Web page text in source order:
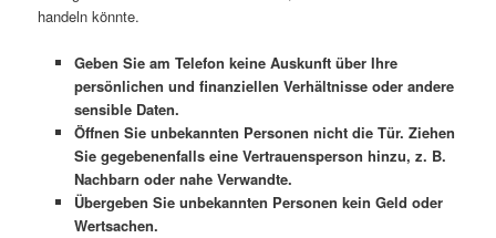
handeln könnte.
Geben Sie am Telefon keine Auskunft über Ihre
persönlichen und finanziellen Verhältnisse oder andere
sensible Daten.
Öffnen Sie unbekannten Personen nicht die Tür. Ziehen
Sie gegebenenfalls eine Vertrauensperson hinzu, z. B.
Nachbarn oder nahe Verwandte.
Übergeben Sie unbekannten Personen kein Geld oder
Wertsachen.